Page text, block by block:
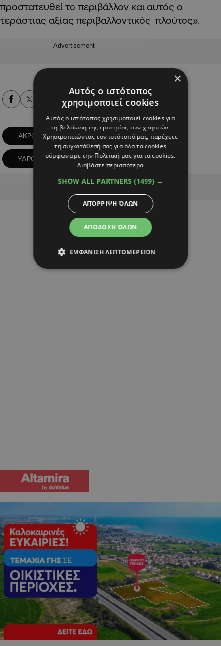
προστατευθεί το περιβάλλον και αυτός ο
τεράστιας αξίας περιβαλλοντικός πλούτος».
Advertisement
Alpha Podcasts
ΑΚΡΩΤΗΡΙ ΟΜΒΡΙΑ ΥΔΑΤΑ
ΥΔΡΟΒΙΟΤΟΠΟΣ
Advertisement
×
Αυτός ο ιστότοπος
χρησιμοποιεί cookies
Αυτός ο ιστότοπος χρησιμοποιεί cookies για
τη βελτίωση της εμπειρίας των χρηστών.
Χρησιμοποιώντας τον ιστότοπό μας, παρέχετε
τη συγκατάθεσή σας για όλα τα cookies
σύμφωνα με την Πολιτική μας για τα cookies.
Διαβάστε περισσότερα
SHOW ALL PARTNERS (1499) →
ΑΠΟΔΟΧΉ ΌΛΩΝ
ΑΠΌΡΡΙΨΗ ΌΛΩΝ
ΕΜΦΆΝΙΣΗ ΛΕΠΤΟΜΕΡΕΙΏΝ